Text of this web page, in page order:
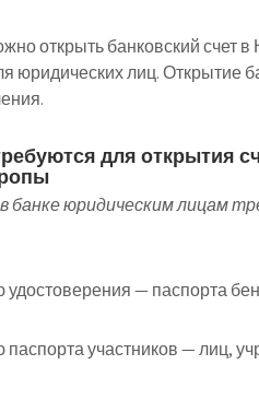
открыть банковский счет
лиц. Открытие
для открытия
юридическим лицам
удостоверения — паспорта
паспорта участников — лиц,